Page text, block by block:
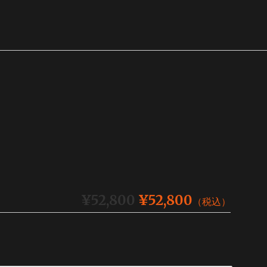
¥52,800 ¥52,800 （税込）